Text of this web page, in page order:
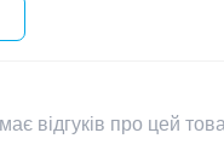
відгуків про цей